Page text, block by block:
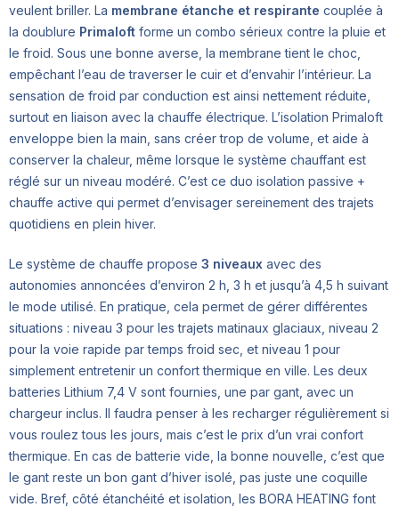
veulent briller. La membrane étanche et respirante couplée à
la doublure Primaloft forme un combo sérieux contre la pluie et
le froid. Sous une bonne averse, la membrane tient le choc,
empêchant l’eau de traverser le cuir et d’envahir l’intérieur. La
sensation de froid par conduction est ainsi nettement réduite,
surtout en liaison avec la chauffe électrique. L’isolation Primaloft
enveloppe bien la main, sans créer trop de volume, et aide à
conserver la chaleur, même lorsque le système chauffant est
réglé sur un niveau modéré. C’est ce duo isolation passive +
chauffe active qui permet d’envisager sereinement des trajets
quotidiens en plein hiver.
Le système de chauffe propose 3 niveaux avec des
autonomies annoncées d’environ 2 h, 3 h et jusqu’à 4,5 h suivant
le mode utilisé. En pratique, cela permet de gérer différentes
situations : niveau 3 pour les trajets matinaux glaciaux, niveau 2
pour la voie rapide par temps froid sec, et niveau 1 pour
simplement entretenir un confort thermique en ville. Les deux
batteries Lithium 7,4 V sont fournies, une par gant, avec un
chargeur inclus. Il faudra penser à les recharger régulièrement si
vous roulez tous les jours, mais c’est le prix d’un vrai confort
thermique. En cas de batterie vide, la bonne nouvelle, c’est que
le gant reste un bon gant d’hiver isolé, pas juste une coquille
vide. Bref, côté étanchéité et isolation, les BORA HEATING font